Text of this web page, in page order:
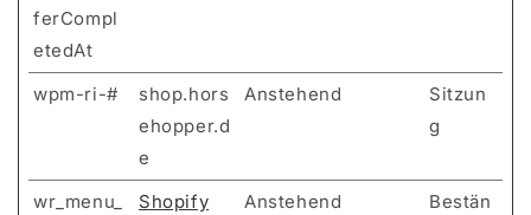
ferCompl
etedAt
wpm-ri-#
shop.hors
ehopper.d
e
Anstehend
Sitzun
g
wr_menu_
Shopify Anstehend
Bestän